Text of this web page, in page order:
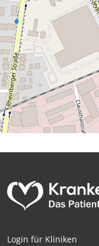
Login für Kliniken